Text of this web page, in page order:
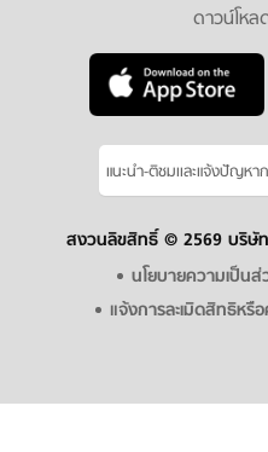
ดาวน์โหล
แนะนำ-ติชมเเละแจ้งปัญหา
สงวนลิขสิทธิ์ © 2569 บริษั
นโยบายความเป็น
แจ้งการละเมิดสิทธิหรื